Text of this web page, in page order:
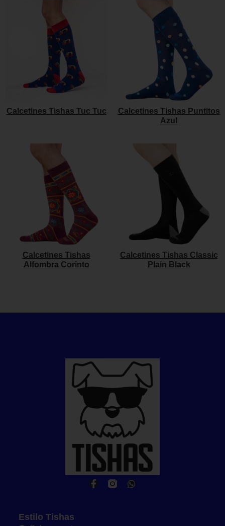
Calcetines Tishas Tuc Tuc
Calcetines Tishas Puntitos
Azul
Calcetines Tishas
Alfombra Corinto
Calcetines Tishas Classic
Plain Black
Estilo Tishas